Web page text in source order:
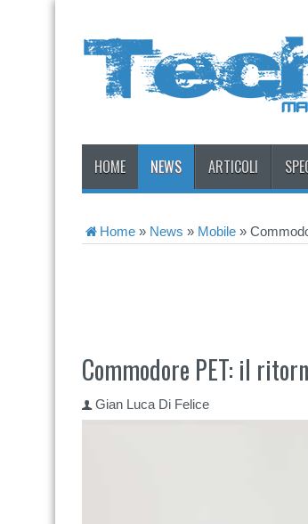
HOME NEWS ARTICOLI
Home » News » Mobile »
Commodore PET: il
Gian Luca Di Felice